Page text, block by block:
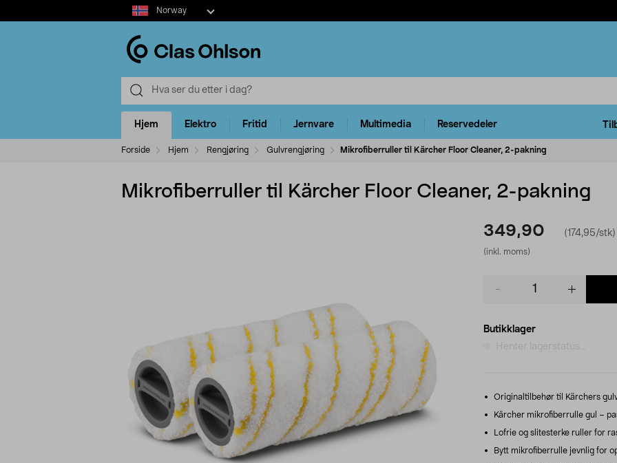
Select
market
Norway
Hjem Elektro Fritid Jernvare Multimedia Reservedeler
Forside Hjem Rengjøring Gulvrengjøring Mikrofiberruller til Kärcher Floor Cleaner, 2-pakning
Mikrofiberruller til Kärcher Floor Cleaner, 2-pakning
349,90 (174,95/stk)
(inkl. moms)
Butikklager
Originaltilbehør til Kärchers
Kärcher mikrofiberrulle gul –
Lofrie og slitesterke ruller for
Bytt mikrofiberrulle jevnlig for